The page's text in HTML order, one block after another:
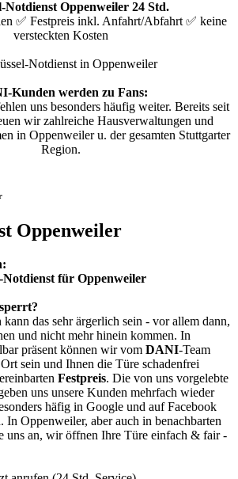
Notdienst Oppenweiler 24 Std.
✅ Festpreis inkl. Anfahrt/Abfahrt ✅ keine
versteckten Kosten
Kunden werden zu Fans:
uns besonders häufig weiter. Bereits seit
wir zahlreiche Hausverwaltungen und
in Oppenweiler u. der gesamten Stuttgarter
Region.
Oppenweiler
Notdienst für Oppenweiler
das sehr ärgerlich sein - vor allem dann,
und nicht mehr hinein kommen. In
präsent können wir vom DANI-Team
sein und Ihnen die Türe schadenfrei
Festpreis. Die von uns vorgelebte
uns unsere Kunden mehrfach wieder
häfig in Google und auf Facebook
. In Oppenweiler, aber auch in benachbarten
uns an, wir öffnen Ihre Türe einfach & fair -